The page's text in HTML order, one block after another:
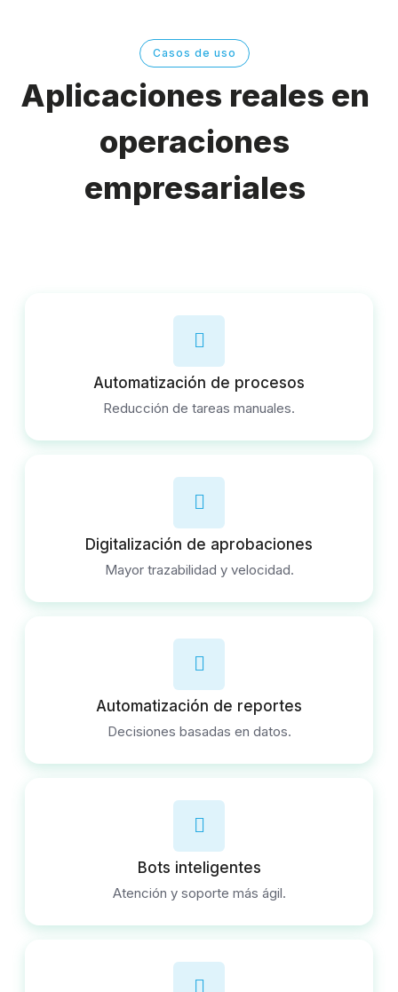
Casos de uso
Aplicaciones reales en
operaciones
empresariales
Automatización de procesos
Reducción de tareas manuales.
Digitalización de aprobaciones
Mayor trazabilidad y velocidad.
Automatización de reportes
Decisiones basadas en datos.
Bots inteligentes
Atención y soporte más ágil.